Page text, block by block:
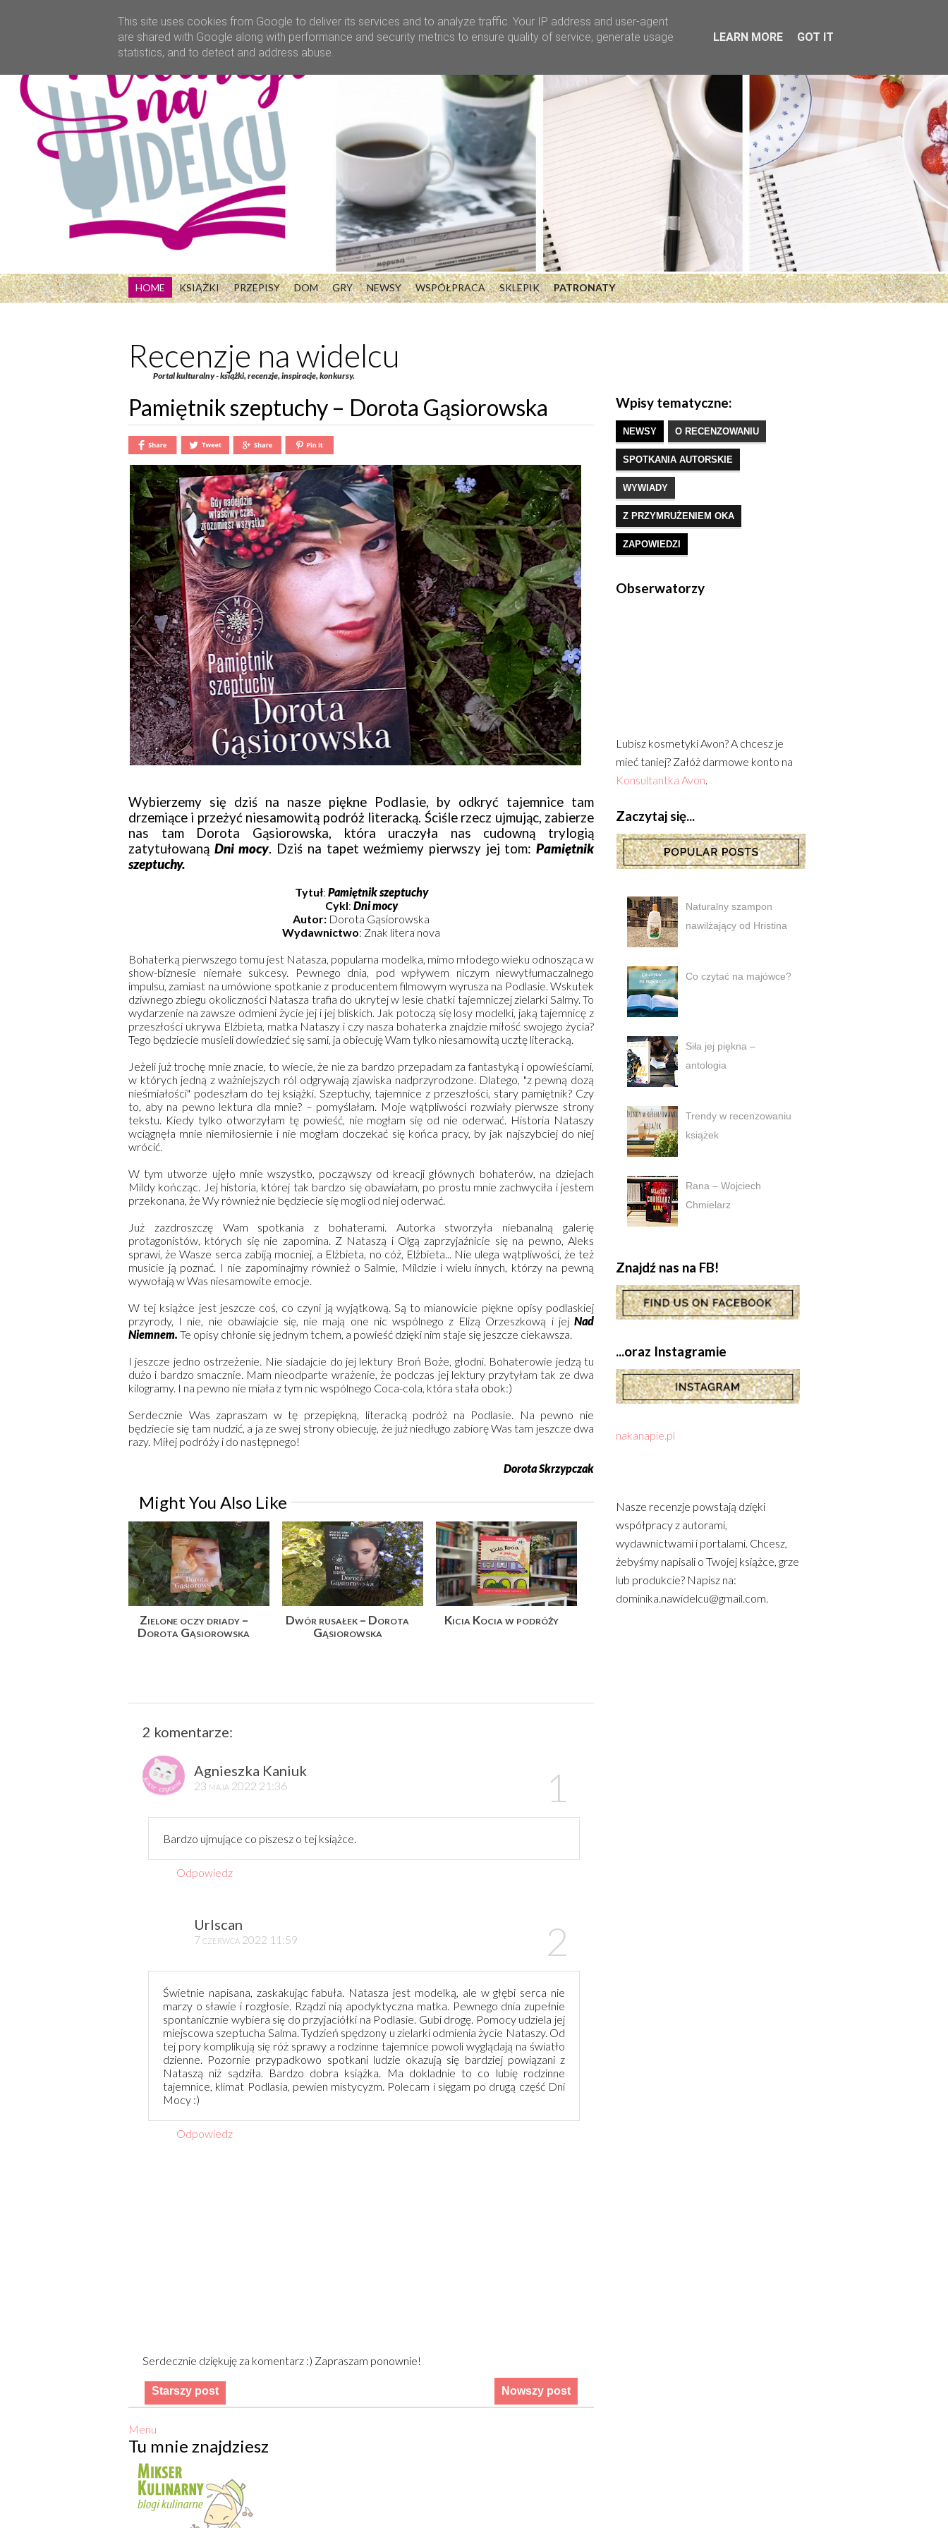
HOME KSIĄŻKI PRZEPISY DOM GRY NEWSY WSPÓŁPRACA SKLEPIK PATRONATY
Recenzje na widelcu
Portal kulturalny - książki, recenzje, inspiracje, konkursy.
Pamiętnik szeptuchy – Dorota Gąsiorowska
Wybierzemy się dziś na nasze piękne Podlasie, by odkryć tajemnice tam
drzemiące i przeżyć niesamowitą podróż literacką. Ściśle rzecz ujmując, zabierze
nas tam Dorota Gąsiorowska, która uraczyła nas cudowną trylogią
zatytułowaną Dni mocy. Dziś na tapet weźmiemy pierwszy jej tom:Pamiętnik
szeptuchy.
Tytuł: Pamiętnik szeptuchy
Cykl: Dni mocy
Autor: Dorota Gąsiorowska
Wydawnictwo: Znak litera nova
Bohaterką pierwszego tomu jest Natasza, popularna modelka, mimo młodego wieku odnosząca w
show-biznesie niemałe sukcesy. Pewnego dnia, pod wpływem niczym niewytłumaczalnego
impulsu, zamiast na umówione spotkanie z producentem filmowym wyrusza na Podlasie. Wskutek
dziwnego zbiegu okoliczności Natasza trafia do ukrytej w lesie chatki tajemniczej zielarki Salmy. To
wydarzenie na zawsze odmieni życie jej i jej bliskich. Jak potoczą się losy modelki, jaką tajemnicę z
przeszłości ukrywa Elżbieta, matka Nataszy i czy nasza bohaterka znajdzie miłość swojego życia?
Tego będziecie musieli dowiedzieć się sami, ja obiecuję Wam tylko niesamowitą ucztę literacką.
Jeżeli już trochę mnie znacie, to wiecie, że nie za bardzo przepadam za fantastyką i opowieściami,
w których jedną z ważniejszych ról odgrywają zjawiska nadprzyrodzone. Dlatego, "z pewną dozą
nieśmiałości" podeszłam do tej książki. Szeptuchy, tajemnice z przeszłości, stary pamiętnik? Czy
to, aby na pewno lektura dla mnie? – pomyślałam. Moje wątpliwości rozwiały pierwsze strony
tekstu. Kiedy tylko otworzyłam tę powieść, nie mogłam się od nie oderwać. Historia Nataszy
wciągnęła mnie niemiłosiernie i nie mogłam doczekać się końca pracy, by jak najszybciej do niej
wrócić.
W tym utworze ujęło mnie wszystko, począwszy od kreacji głównych bohaterów, na dziejach
Mildy kończąc. Jej historia, której tak bardzo się obawiałam, po prostu mnie zachwyciła i jestem
przekonana, że Wy również nie będziecie się mogli od niej oderwać.
Już zazdroszczę Wam spotkania z bohaterami. Autorka stworzyła niebanalną galerię
protagonistów, których się nie zapomina. Z Nataszą i Olgą zaprzyjaźnicie się na pewno, Aleks
sprawi, że Wasze serca zabiją mocniej, a Elżbieta, no cóż, Elżbieta... Nie ulega wątpliwości, że też
musicie ją poznać. I nie zapominajmy również o Salmie, Mildzie i wielu innych, którzy na pewną
wywołają w Was niesamowite emocje.
W tej książce jest jeszcze coś, co czyni ją wyjątkową. Są to mianowicie piękne opisy podlaskiej
przyrody, I nie, nie obawiajcie się, nie mają one nic wspólnego z Elizą Orzeszkową i jej Nad
Niemnem. Te opisy chłonie się jednym tchem, a powieść dzięki nim staje się jeszcze ciekawsza.
I jeszcze jedno ostrzeżenie. Nie siadajcie do jej lektury Broń Boże, głodni. Bohaterowie jedzą tu
dużo i bardzo smacznie. Mam nieodparte wrażenie, że podczas jej lektury przytyłam tak ze dwa
kilogramy. I na pewno nie miała z tym nic wspólnego Coca-cola, która stała obok:)
Serdecznie Was zapraszam w tę przepiękną, literacką podróż na Podlasie. Na pewno nie
będziecie się tam nudzić, a ja ze swej strony obiecuję, że już niedługo zabiorę Was tam jeszcze dwa
razy. Miłej podróży i do następnego!
Dorota Skrzypczak
Might You Also Like
Zielone oczy driady –
Dorota Gąsiorowska
Dwór rusałek – Dorota
Gąsiorowska
Kicia Kocia w podróży
2 komentarze:
Agnieszka Kaniuk
23 maja 2022 21:36
Bardzo ujmujące co piszesz o tej książce.
Odpowiedz
Urlscan
7 czerwca 2022 11:59
Świetnie napisana, zaskakując fabuła. Natasza jest modelką, ale w głębi serca nie
marzy o sławie i rozgłosie. Rządzi nią apodyktyczna matka. Pewnego dnia zupełnie
spontanicznie wybiera się do przyjaciółki na Podlasie. Gubi drogę. Pomocy udziela jej
miejscowa szeptucha Salma. Tydzień spędzony u zielarki odmienia życie Nataszy. Od
tej pory komplikują się róż sprawy a rodzinne tajemnice powoli wyglądają na światło
dzienne. Pozornie przypadkowo spotkani ludzie okazują się bardziej powiązani z
Nataszą niż sądziła. Bardzo dobra książka. Ma dokladnie to co lubię rodzinne
tajemnice, klimat Podlasia, pewien mistycyzm. Polecam i sięgam po drugą część Dni
Mocy :)
Odpowiedz
Serdecznie dziękuję za komentarz :) Zapraszam ponownie!
Nowszy post
Starszy post
Menu
Tu mnie znajdziesz
Wpisy tematyczne:
NEWSY O RECENZOWANIU
SPOTKANIA AUTORSKIE
WYWIADY
Z PRZYMRUŻENIEM OKA
ZAPOWIEDZI
Obserwatorzy
Lubisz kosmetyki Avon? A chcesz je
mieć taniej? Załóż darmowe konto na
Konsultantka Avon.
Zaczytaj się...
Naturalny szampon
nawilżający od Hristina
Co czytać na majówce?
Siła jej piękna –
antologia
Trendy w recenzowaniu
książek
Rana – Wojciech
Chmielarz
Znajdź nas na FB!
...oraz Instagramie
nakanapie.pl
Nasze recenzje powstają dzięki
współpracy z autorami,
wydawnictwami i portalami. Chcesz,
żebyśmy napisali o Twojej książce, grze
lub produkcie? Napisz na:
dominika.nawidelcu@gmail.com.
This site uses cookies from Google to deliver its services and to analyze traffic. Your IP address and user-agent
are shared with Google along with performance and security metrics to ensure quality of service, generate usage
statistics, and to detect and address abuse.
LEARN MORE GOT IT